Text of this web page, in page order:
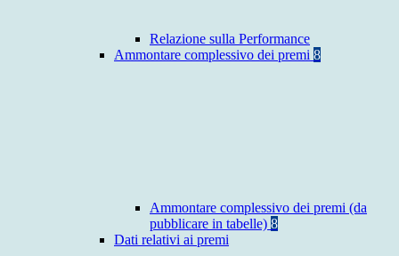
Relazione sulla Performance
Ammontare complessivo dei premi 8
Ammontare complessivo dei premi (da
pubblicare in tabelle) 8
Dati relativi ai premi